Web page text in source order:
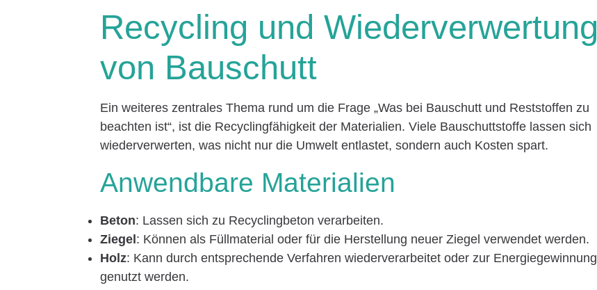
Recycling und Wiederverwertung
von Bauschutt
Ein weiteres zentrales Thema rund um die Frage „Was bei Bauschutt und Reststoffen zu
beachten ist“, ist die Recyclingfähigkeit der Materialien. Viele Bauschuttstoffe lassen sich
wiederverwerten, was nicht nur die Umwelt entlastet, sondern auch Kosten spart.
Anwendbare Materialien
Beton: Lassen sich zu Recyclingbeton verarbeiten.
Ziegel: Können als Füllmaterial oder für die Herstellung neuer Ziegel verwendet werden.
Holz: Kann durch entsprechende Verfahren wiederverarbeitet oder zur Energiegewinnung
genutzt werden.